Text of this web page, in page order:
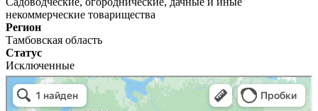
некоммерческие товарищества
Регион
Тамбовская область
Статус
Исключенные